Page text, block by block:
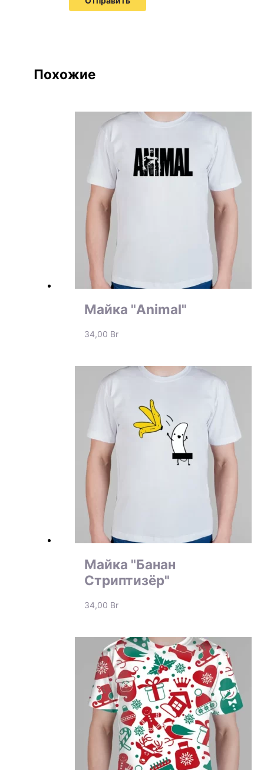
Похожие
Майка "Animal"
34,00 Br
Майка "Банан
Стриптизёр"
34,00 Br